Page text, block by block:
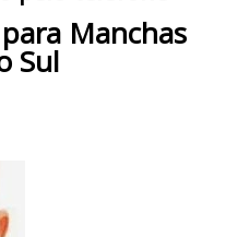
Manchas
Sul